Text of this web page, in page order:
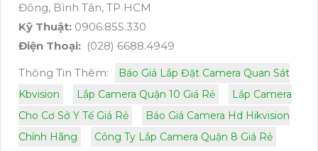
Đông, Bình Tân, TP HCM
Kỹ Thuật: 0906.855.330
Điện Thoại: (028) 6688.4949
Thông Tin Thêm:
Báo Giá Lắp Đặt Camera Quan Sát
Kbvision
Lắp Camera Quận 10 Giá Rẻ
Lắp Camera
Cho Cơ Sở Y Tế Giá Rẻ
Báo Giá Camera Hd Hikvision
Chính Hãng
Công Ty Lắp Camera Quận 8 Giá Rẻ